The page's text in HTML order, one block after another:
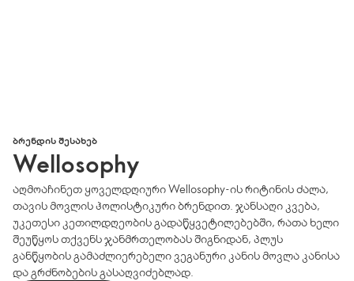
ᲑᲠᲔᲜᲓᲘᲡ ᲨᲔᲡᲐᲮᲔᲑ
Wellosophy
აღმოაჩინეთ ყოველდღიური Wellosophy-ის რიტინის ძალა,
თავის მოვლის ჰოლისტიკური ბრენდით. ჯანსაღი კვება,
უკეთესი კეთილდღეობის გადაწყვეტილებებში, რათა ხელი
შეუწყოს თქვენს ჯანმრთელობას შიგნიდან, პლუს
განწყობის გამაძლიერებელი ვეგანური კანის მოვლა კანისა
და გრძნობების გასაღვიძებლად.